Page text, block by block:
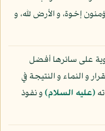
إخوة، و الأرض لله، و
على سائرها أفضل
و النماء و النتيجة في
(عليه السلام)و نفوذ